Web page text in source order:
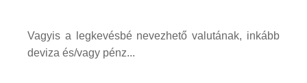
Vagyis a legkevésbé nevezhető valutának, inkább
deviza és/vagy pénz...